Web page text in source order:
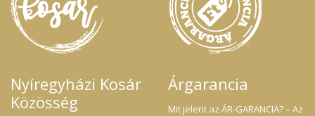
Nyíregyházi Kosár
Közösség
Árgarancia
Mit jelent az ÁR-GARANCIA? – Az